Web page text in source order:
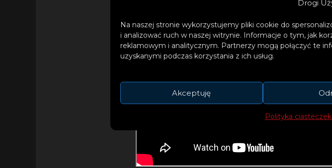
Drogi
Na naszej stronie wykorzystujemy pliki cookie do
i analizować ruch w naszej witrynie. Informacje o tym, jak
reklamowym i analitycznym. Partnerzy mogą połączyć te
uzyskanymi podczas korzystania z ich usług.
Akceptuję
Polityka ciasteczek